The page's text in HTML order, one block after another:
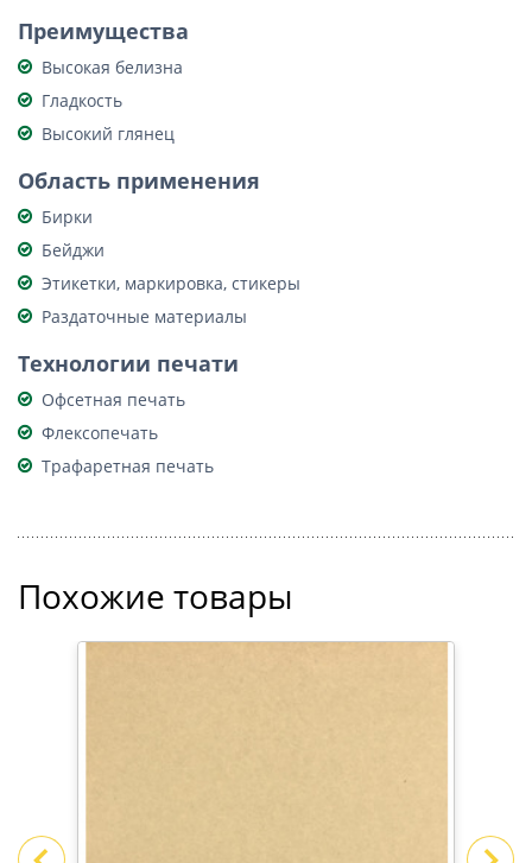
Преимущества
Высокая белизна
Гладкость
Высокий глянец
Область применения
Бирки
Бейджи
Этикетки, маркировка, стикеры
Раздаточные материалы
Технологии печати
Офсетная печать
Флексопечать
Трафаретная печать
Похожие товары